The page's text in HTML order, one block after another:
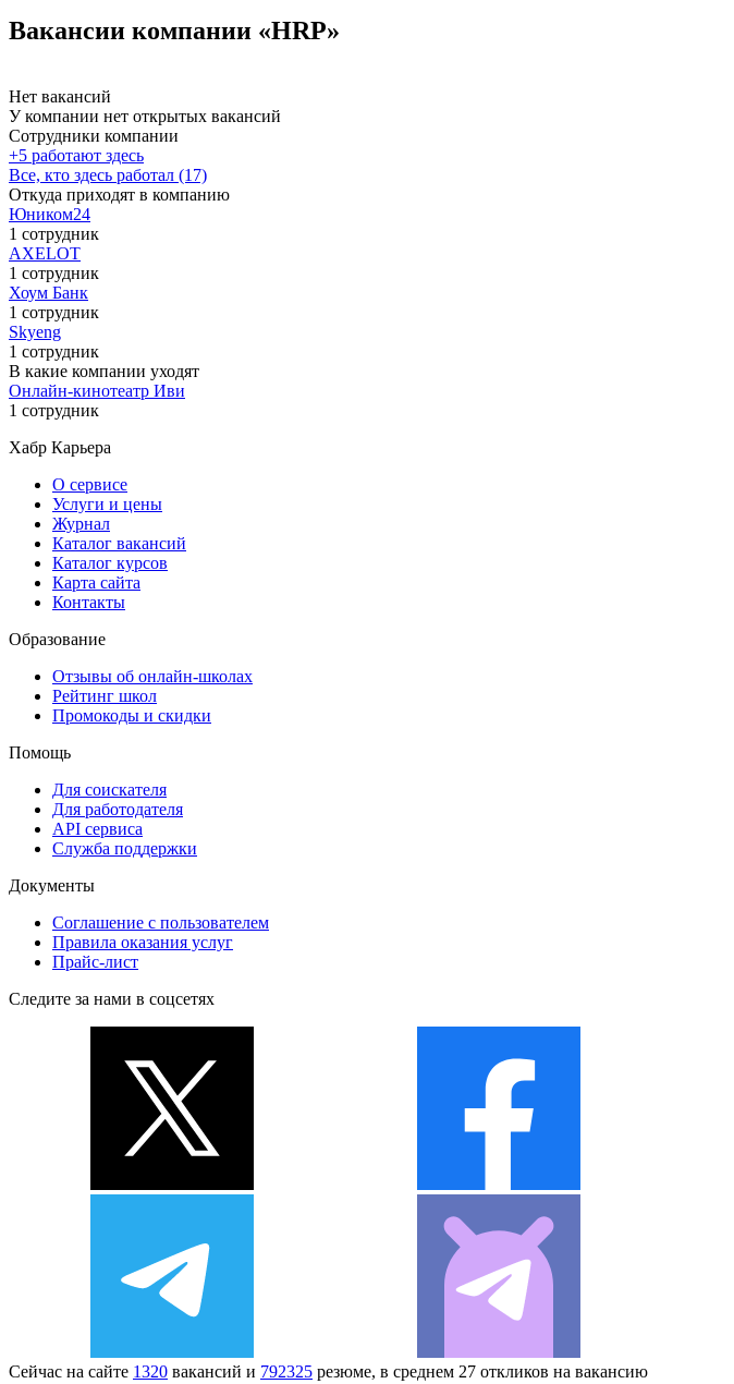
Вакансии компании «HRP»
Нет вакансий
У компании нет открытых вакансий
Сотрудники компании
+5 работают здесь
Все, кто здесь работал (17)
Откуда приходят в компанию
Юником24
1 сотрудник
AXELOT
1 сотрудник
Хоум Банк
1 сотрудник
Skyeng
1 сотрудник
В какие компании уходят
Онлайн-кинотеатр Иви
1 сотрудник
Хабр Карьера
О сервисе
Услуги и цены
Журнал
Каталог вакансий
Каталог курсов
Карта сайта
Контакты
Образование
Отзывы об онлайн-школах
Рейтинг школ
Промокоды и скидки
Помощь
Для соискателя
Для работодателя
API сервиса
Служба поддержки
Документы
Соглашение с пользователем
Правила оказания услуг
Прайс-лист
Следите за нами в соцсетях
Сейчас на сайте 1320 вакансий и 792325 резюме, в среднем 27 откликов на вакансию